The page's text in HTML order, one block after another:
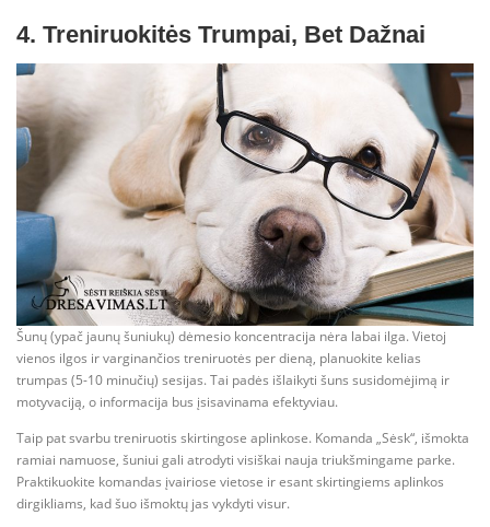
4. Treniruokitės Trumpai, Bet Dažnai
Šunų (ypač jaunų šuniukų) dėmesio koncentracija nėra labai ilga. Vietoj
vienos ilgos ir varginančios treniruotės per dieną, planuokite kelias
trumpas (5-10 minučių) sesijas. Tai padės išlaikyti šuns susidomėjimą ir
motyvaciją, o informacija bus įsisavinama efektyviau.
Taip pat svarbu treniruotis skirtingose aplinkose. Komanda „Sėsk“, išmokta
ramiai namuose, šuniui gali atrodyti visiškai nauja triukšmingame parke.
Praktikuokite komandas įvairiose vietose ir esant skirtingiems aplinkos
dirgikliams, kad šuo išmoktų jas vykdyti visur.